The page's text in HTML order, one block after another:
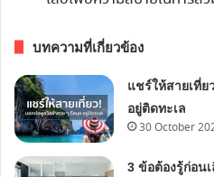
บทความที่เกี่ยวข้อง
แชร์ให้สายเที่
อยู่ติดทะเล
30 October
3 ข้อต้องรู้ก่อน